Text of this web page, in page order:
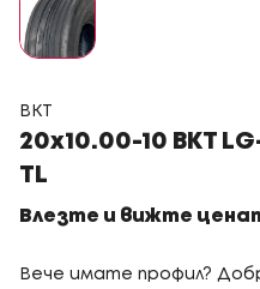
BKT
20x10.00-10 BKT
TL
Влезте и вижте
Вече имате профил?